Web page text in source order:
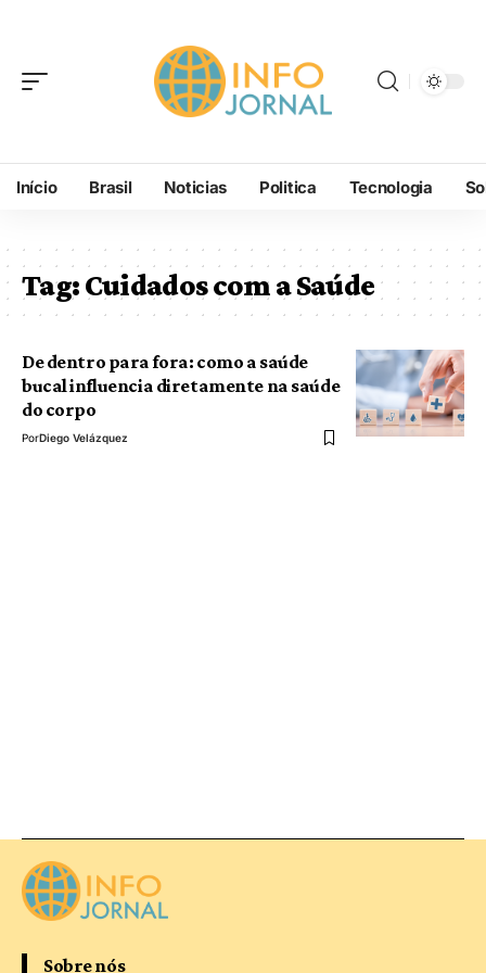
Início Brasil Noticias Politica Tecnologia
Tag:Cuidados com a Saúde
De dentro para fora: como a saúde
bucal influencia diretamente na saúde
do corpo
PorDiego Velázquez
Sobre nós